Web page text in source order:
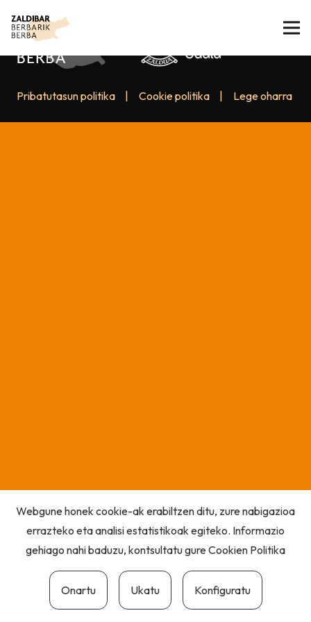
Pribatutasun politika Cookie politika Lege oharra
Webgune honek cookie-ak erabiltzen ditu, zure nabigazioa
errazteko eta analisi estatistikoak egiteko. Informazio
gehiago nahi baduzu, kontsultatu gureCookien Politika
Onartu Ukatu Konfiguratu